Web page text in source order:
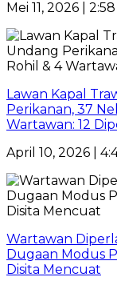
Mei 11, 2026 |
Lawan Kapal
Perikanan, 37
Wartawan: 12
April 10, 2026 |
Wartawan
Dugaan Modus
Disita Mencuat